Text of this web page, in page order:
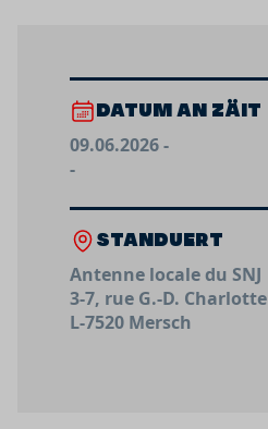
DATUM AN ZÄIT
09.06.2026 -
-
STANDUERT
Antenne locale du SNJ
3-7, rue G.-D. Charlotte
L-7520 Mersch